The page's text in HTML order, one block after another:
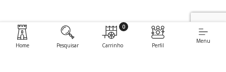
Home Pesquisar
0
Carrinho Perfil
Menu